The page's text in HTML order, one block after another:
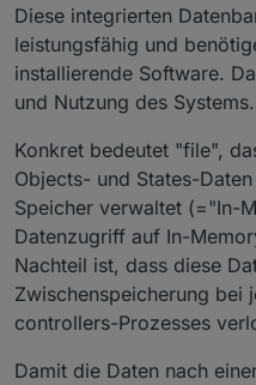
Diese integrierten
leistungsfähig und
installierende Software.
und Nutzung des Systems.
Konkret bedeutet "file",
Objects- und States-
Speicher verwaltet (="In-
Datenzugriff auf In-
Nachteil ist, dass diese
Zwischenspeicherung bei
controllers-Prozesses
Damit die Daten nach